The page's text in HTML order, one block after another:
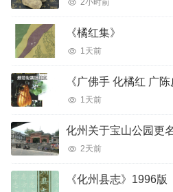
2小时前
《橘红集》
1天前
《广佛手 化橘红 广
1天前
化州关于宝山公园更
2天前
《化州县志》1996版